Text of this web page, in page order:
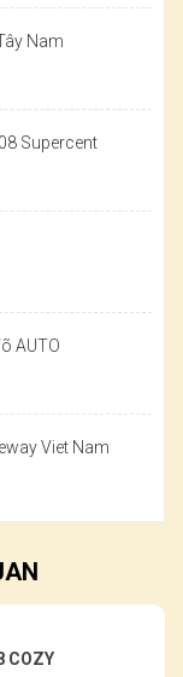
Nam
Supercent
AUTO
Viet Nam
COZY